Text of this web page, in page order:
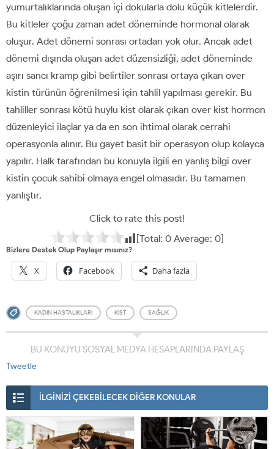
yumurtalıklarında oluşan içi dokularla dolu küçük kitlelerdir.
Bu kitleler çoğu zaman adet döneminde hormonal olarak
oluşur. Adet dönemi sonrası ortadan yok olur. Ancak adet
dönemi dışında oluşan adet düzensizliği, adet döneminde
aşırı sancı kramp gibi belirtiler sonrası ortaya çıkan over
kistin türünün öğrenilmesi için tahlil yapılması gerekir. Bu
tahliller sonrası kötü huylu kist olarak çıkan over kist hormon
düzenleyici ilaçlar ya da en son ihtimal olarak cerrahi
operasyonla alınır. Bu gayet basit bir operasyon olup kolayca
yapılır. Halk tarafından bu konuyla ilgili en yanlış bilgi over
kistin çocuk sahibi olmaya engel olmasıdır. Bu tamamen
yanlıştır.
Click to rate this post!
[Total: 0Average: 0]
Bizlere Destek Olup Paylaşır mısınız?
X Facebook Daha fazla
KADIN HASTALIKLARI KIST SAĞLIK
BU KONUYU SOSYAL MEDYA HESAPLARINDA PAYLAŞ
Tweetle
İLGİNİZİ ÇEKEBİLECEK DİĞER KONULAR